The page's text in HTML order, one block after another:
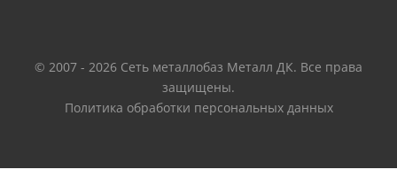
© 2007 - 2026 Сеть металлобаз Металл ДК. Все права
защищены.
Политика обработки персональных данных